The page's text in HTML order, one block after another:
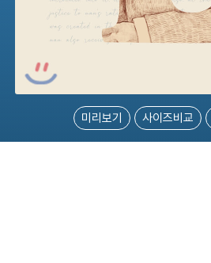
미리보기 사이즈비교